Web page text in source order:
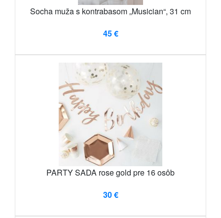
Socha muža s kontrabasom „Musician“, 31 cm
45 €
PARTY SADA rose gold pre 16 osôb
30 €